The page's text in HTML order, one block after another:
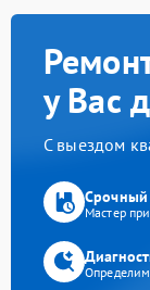
у Вас
С выездом
Мастер